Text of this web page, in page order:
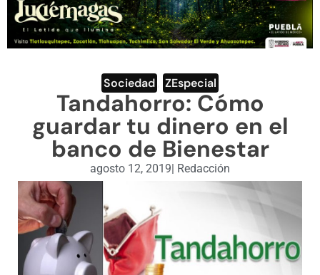
OPINIÓN
DEPORTES
ENGLISH SECTION
VIDEOS
Sociedad ZEspecial
Tandahorro: Cómo
guardar tu dinero en el
banco de Bienestar
agosto 12, 2019| Redacción